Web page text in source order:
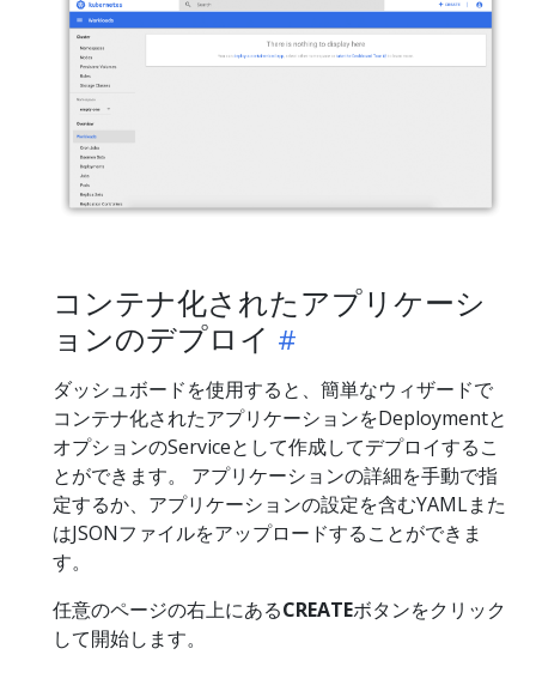
コンテナ化されたアプリケーシ
ョンのデプロイ
ダッシュボードを使用すると、簡単なウィザードで
コンテナ化されたアプリケーションをDeploymentと
オプションのServiceとして作成してデプロイするこ
とができます。 アプリケーションの詳細を手動で指
定するか、アプリケーションの設定を含むYAMLまた
はJSONファイルをアップロードすることができま
す。
任意のページの右上にあるCREATEボタンをクリック
して開始します。